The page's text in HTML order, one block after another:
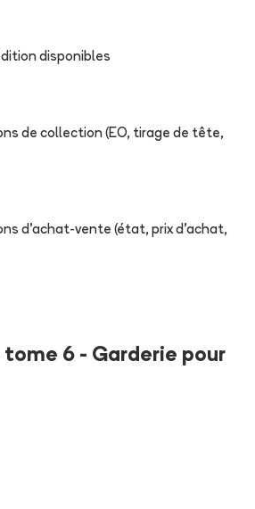
disponibles
de collection (EO, tirage de tête,
d'achat-vente (état, prix d'achat,
6 - Garderie pour